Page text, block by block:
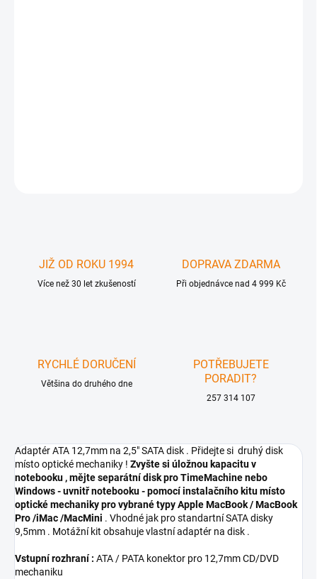
JIŽ OD ROKU 1994
Více než 30 let zkušeností
DOPRAVA ZDARMA
Při objednávce nad 4 999 Kč
RYCHLÉ DORUČENÍ
Většina do druhého dne
POTŘEBUJETE
PORADIT?
257 314 107
Adaptér ATA 12,7mm na 2,5" SATA disk . Přidejte si druhý disk
místo optické mechaniky ! Zvyšte si úložnou kapacitu v
notebooku , mějte separátní disk pro TimeMachine nebo
Windows - uvnitř notebooku - pomocí instalačního kitu místo
optické mechaniky pro vybrané typy Apple MacBook / MacBook
Pro /iMac /MacMini . Vhodné jak pro standartní SATA disky
9,5mm . Motážní kit obsahuje vlastní adaptér na disk .
Vstupní rozhraní : ATA / PATA konektor pro 12,7mm CD/DVD
mechaniku